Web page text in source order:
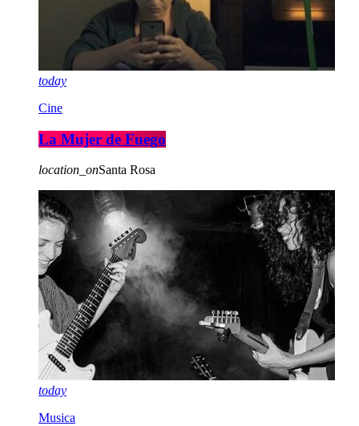
today
Cine
La Mujer de Fuego
location_onSanta Rosa
today
Musica